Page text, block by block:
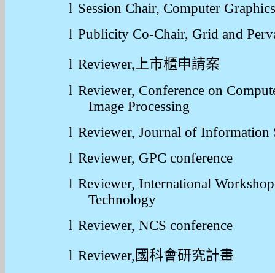
l Session Chair, Computer
l Publicity Co-Chair, Grid and
l Reviewer,上市櫃申請案
l Reviewer, Conference on
Image Processing
l Reviewer, Journal of Information
l Reviewer, GPC conference
l Reviewer, International
Technology
l Reviewer, NCS conference
l Reviewer, 國科會研究計畫